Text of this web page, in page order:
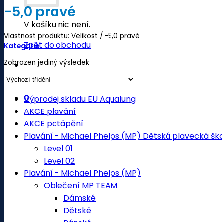
V košíku nic není.
Zpět do obchodu
0
-5,0 pravé
Vlastnost produktu: Velikost / -5,0 pravé
Kategorie
Zobrazen jediný výsledek
Výprodej skladu EU Aqualung
AKCE plavání
AKCE potápění
Plavání - Michael Phelps (MP) Dětská plavecká
Level 01
Level 02
Plavání - Michael Phelps (MP)
Oblečení MP TEAM
Dámské
Dětské